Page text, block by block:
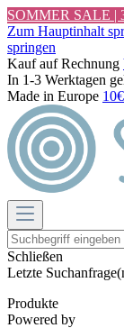
SOMMER SALE |
Zum Hauptinhalt
springen
Kauf auf Rechnung
In 1-3 Werktagen
Made in Europe
Schließen
Letzte
Produkte
Powered by